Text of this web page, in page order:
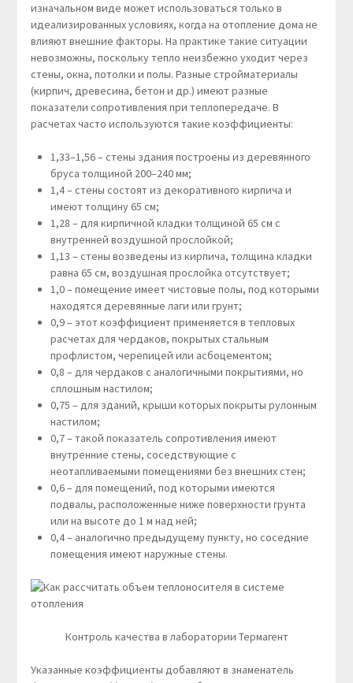
изначальном виде может использоваться только в
идеализированных условиях, когда на отопление дома не
влияют внешние факторы. На практике такие ситуации
невозможны, поскольку тепло неизбежно уходит через
стены, окна, потолки и полы. Разные стройматериалы
(кирпич, древесина, бетон и др.) имеют разные
показатели сопротивления при теплопередаче. В
расчетах часто используются такие коэффициенты:
1,33–1,56 – стены здания построены из деревянного
бруса толщиной 200–240 мм;
1,4 – стены состоят из декоративного кирпича и
имеют толщину 65 см;
1,28 – для кирпичной кладки толщиной 65 см с
внутренней воздушной прослойкой;
1,13 – стены возведены из кирпича, толщина кладки
равна 65 см, воздушная прослойка отсутствует;
1,0 – помещение имеет чистовые полы, под которыми
находятся деревянные лаги или грунт;
0,9 – этот коэффициент применяется в тепловых
расчетах для чердаков, покрытых стальным
профлистом, черепицей или асбоцементом;
0,8 – для чердаков с аналогичными покрытиями, но
сплошным настилом;
0,75 – для зданий, крыши которых покрыты рулонным
настилом;
0,7 – такой показатель сопротивления имеют
внутренние стены, соседствующие с
неотапливаемыми помещениями без внешних стен;
0,6 – для помещений, под которыми имеются
подвалы, расположенные ниже поверхности грунта
или на высоте до 1 м над ней;
0,4 – аналогично предыдущему пункту, но соседние
помещения имеют наружные стены.
Контроль качества в лаборатории Термагент
Указанные коэффициенты добавляют в знаменатель